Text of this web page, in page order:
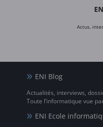
Actus,
ENI Blog
Actualités, interviews,
Toute l’informatique vue
ENI Ecole